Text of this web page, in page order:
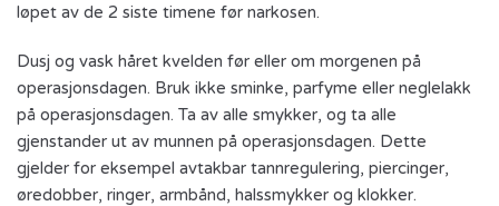
løpet av de 2 siste timene før narkosen.
Dusj og vask håret kvelden før eller om morgenen på
operasjonsdagen. Bruk ikke sminke, parfyme eller neglelakk
på operasjonsdagen. Ta av alle smykker, og ta alle
gjenstander ut av munnen på operasjonsdagen. Dette
gjelder for eksempel avtakbar tannregulering, piercinger,
øredobber, ringer, armbånd, halssmykker og klokker.